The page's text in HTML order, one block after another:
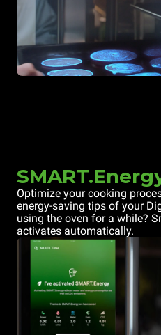
Optimize your cooking
energy-saving tips of your
using the oven for a while?
activates automatically.